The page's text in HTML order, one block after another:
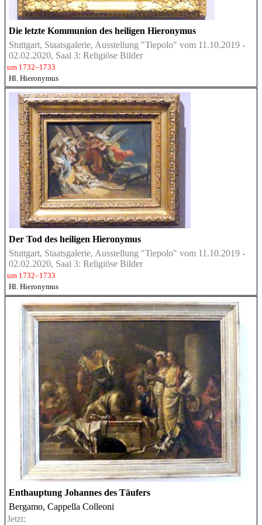
Die letzte Kommunion des heiligen Hieronymus
Stuttgart, Staatsgalerie, Ausstellung "Tiepolo" vom 11.10.2019 -
02.02.2020, Saal 3: Religiöse Bilder
um 1732–1733
Hl. Hieronymus
Der Tod des heiligen Hieronymus
Stuttgart, Staatsgalerie, Ausstellung "Tiepolo" vom 11.10.2019 -
02.02.2020, Saal 3: Religiöse Bilder
um 1732–1733
Hl. Hieronymus
Enthauptung Johannes des Täufers
Bergamo, Cappella Colleoni
Jetzt: